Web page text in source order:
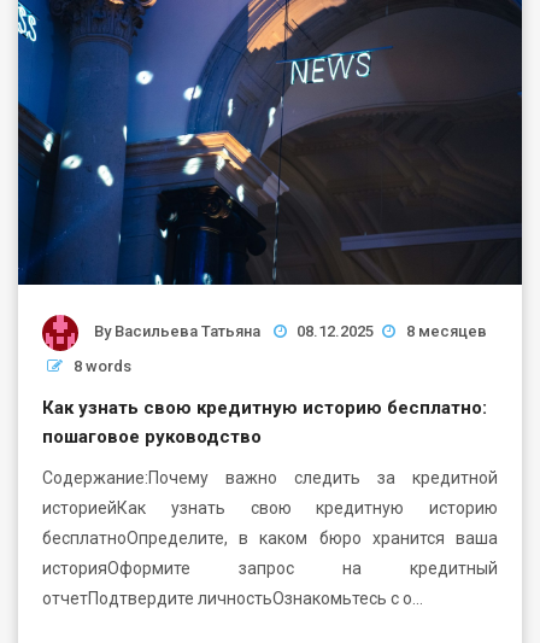
By Васильева Татьяна 08.12.2025
8 месяцев
8 words
Как узнать свою кредитную историю бесплатно:
пошаговое руководство
Содержание:Почему важно следить за кредитной
историейКак узнать свою кредитную историю
бесплатноОпределите, в каком бюро хранится ваша
историяОформите запрос на кредитный
отчетПодтвердите личностьОзнакомьтесь с о…